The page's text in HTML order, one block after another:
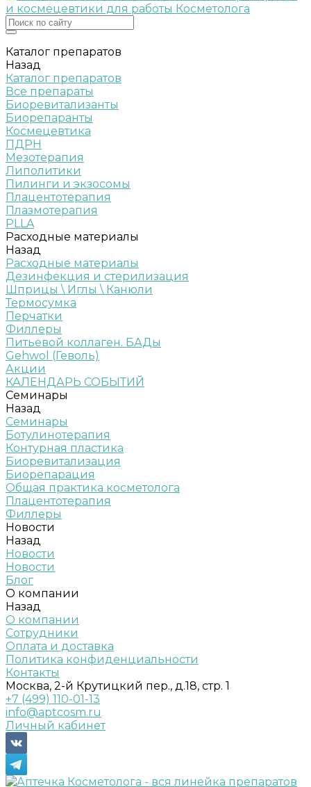
Каталог препаратов
Назад
Каталог препаратов
Все препараты
Биоревитализанты
Биорепаранты
Космецевтика
ПДРН
Мезотерапия
Липолитики
Пилинги и экзосомы
Плацентотерапия
Плазмотерапия
PLLA
Расходные материалы
Назад
Расходные материалы
Дезинфекция и стерилизация
Шприцы \ Иглы \ Канюли
Термосумка
Перчатки
Филлеры
Питьевой коллаген. БАДы
Gehwol (Геволь)
Акции
КАЛЕНДАРЬ СОБЫТИЙ
Семинары
Назад
Семинары
Ботулинотерапия
Контурная пластика
Биоревитализация
Биорепарация
Общая практика косметолога
Плацентотерапия
Филлеры
Новости
Назад
Новости
Новости
Блог
О компании
Назад
О компании
Сотрудники
Оплата и доставка
Политика конфиденциальности
Контакты
Москва, 2-й Крутицкий пер., д.18, стр. 1
+7 (499) 110-01-13
info@aptcosm.ru
Личный кабинет